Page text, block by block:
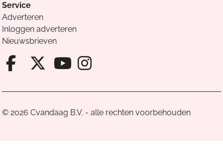
Service
Adverteren
Inloggen adverteren
Nieuwsbrieven
Facebook van Cvandaag
X van Cvandaag
Instagram van
© 2026 Cvandaag B.V. - alle rechten voorbehouden